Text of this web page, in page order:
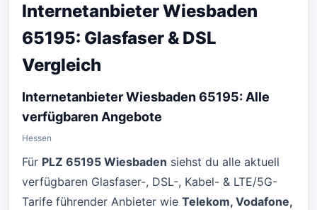
Internetanbieter Wiesbaden
65195: Glasfaser & DSL
Vergleich
Internetanbieter Wiesbaden 65195: Alle
verfügbaren Angebote
Hessen
Für PLZ 65195 Wiesbaden siehst du alle aktuell
verfügbaren Glasfaser-, DSL-, Kabel- & LTE/5G-
Tarife führender Anbieter wie Telekom, Vodafone,